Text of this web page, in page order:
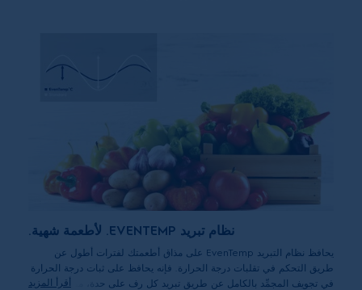
نظام تبريد EVENTEMP. لأطعمة شهية.
يحافظ نظام التبريد EvenTemp على مذاق أطعمتك لفترات أطول عن
طريق التحكم في تقلبات درجة الحرارة. فإنه يحافظ على ثبات درجة الحرارة
في تجويف المجمِّد بالكامل عن طريق تبريد كل رف على حدة، مما يحافظ
أقرأ المزيد